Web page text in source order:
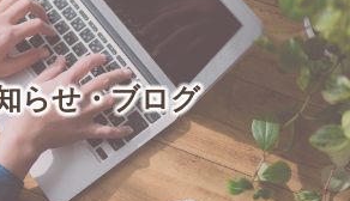
らせ・ブログ